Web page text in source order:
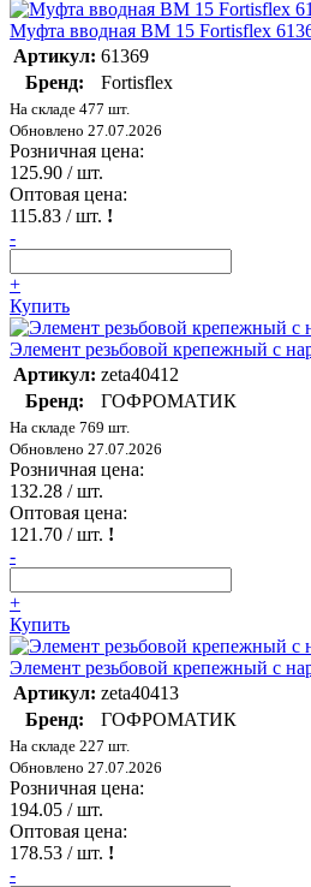
Муфта вводная ВМ 15 Fortisflex
Артикул: 61369
Бренд:
Fortisflex
На складе 477 шт.
Обновлено 27.07.2026
Розничная цена:
125.90 / шт.
Оптовая цена:
115.83 / шт. !
-
+
Купить
Элемент резьбовой крепежный с
Артикул: zeta40412
Бренд:
ГОФРОМАТИК
На складе 769 шт.
Обновлено 27.07.2026
Розничная цена:
132.28 / шт.
Оптовая цена:
121.70 / шт. !
-
+
Купить
Элемент резьбовой крепежный с
Артикул: zeta40413
Бренд:
ГОФРОМАТИК
На складе 227 шт.
Обновлено 27.07.2026
Розничная цена:
194.05 / шт.
Оптовая цена:
178.53 / шт. !
-